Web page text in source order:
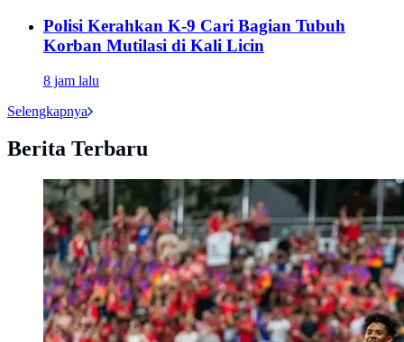
Polisi Kerahkan K-9 Cari Bagian Tubuh
Korban Mutilasi di Kali Licin
8 jam lalu
Selengkapnya
Berita Terbaru